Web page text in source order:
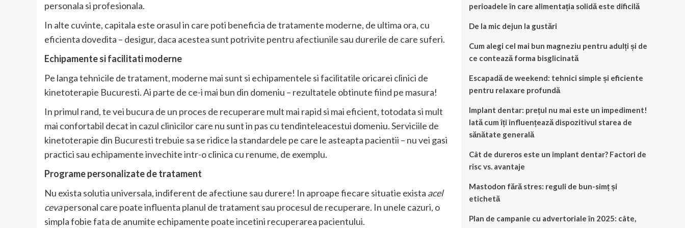
personala si profesionala.
In alte cuvinte, capitala este orasul in care poti beneficia de tratamente moderne, de ultima ora, cu
eficienta dovedita – desigur, daca acestea sunt potrivite pentru afectiunile sau durerile de care suferi.
Echipamente si facilitati moderne
Pe langa tehnicile de tratament, moderne mai sunt si echipamentele si facilitatile oricarei clinici de
kinetoterapie Bucuresti. Ai parte de ce-i mai bun din domeniu – rezultatele obtinute fiind pe masura!
In primul rand, te vei bucura de un proces de recuperare mult mai rapid si mai eficient, totodata si mult
mai confortabil decat in cazul clinicilor care nu sunt in pas cu tendinteleacestui domeniu. Serviciile de
kinetoterapie din Bucuresti trebuie sa se ridice la standardele pe care le asteapta pacientii – nu vei gasi
practici sau echipamente invechite intr-o clinica cu renume, de exemplu.
Programe personalizate de tratament
Nu exista solutia universala, indiferent de afectiune sau durere! In aproape fiecare situatie exista acel
cevapersonal care poate influenta planul de tratament sau procesul de recuperare. In unele cazuri, o
simpla fobie fata de anumite echipamente poate incetini recuperarea pacientului.
perioadele în care alimentația solidă este dificilă
De la mic dejun la gustări
Cum alegi cel mai bun magneziu pentru adulți și de
ce contează forma bisglicinată
Escapadă de weekend: tehnici simple și eficiente
pentru relaxare profundă
Implant dentar: prețul nu mai este un impediment!
Iată cum îți influențează dispozitivul starea de
sănătate generală
Cât de dureros este un implant dentar? Factori de
risc vs. avantaje
Mastodon fără stres: reguli de bun-simț și
etichetă
Plan de campanie cu advertoriale în 2025: câte,